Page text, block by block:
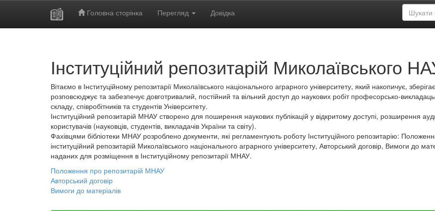
Головна сторінка Перегляд Довідка
Інституційний репозитарій Миколаївського
Вітаємо в Інституційному репозитарії Миколаївського національного аграрного університету, який накопичує,
розповсюджує та забезпечує довготривалий, постійний та вільний доступ до наукових робіт професорсько-
складу, співробітників та студентів Університету.
Інституційний репозитарій МНАУ створено для поширення наукових публікацій у відкритому доступі, розширення
користувачів (науковців, студентів, викладачів України та світу).
Фахівцями бібліотеки МНАУ розроблено документи, які регламентують роботу Інституційного репозитарію:
інституційний репозитарій Миколаївського національного аграрного університету, Авторський договір, Вимоги до
наданих для розміщення в Інституційному репозитарії МНАУ.
Положення про репозитарій МНАУ
Авторський договір
Вимоги до матеріалів